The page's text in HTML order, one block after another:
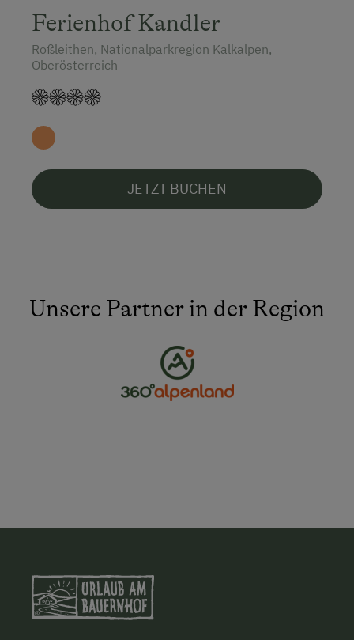
Ferienhof Kandler
Roßleithen, Nationalparkregion Kalkalpen,
Oberösterreich
JETZT BUCHEN
Unsere Partner in der Region